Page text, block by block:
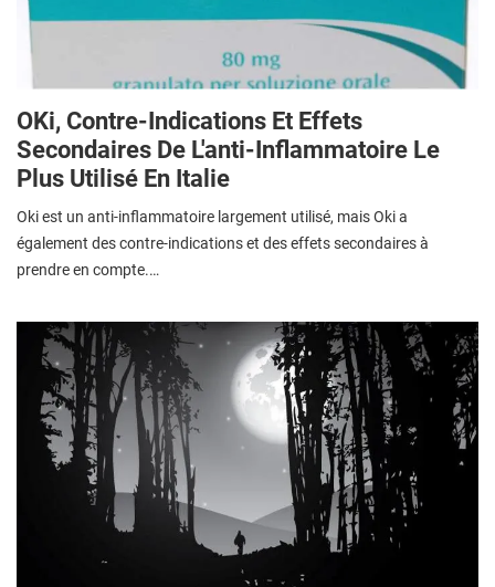
OKi, Contre-Indications Et Effets
Secondaires De L'anti-Inflammatoire Le
Plus Utilisé En Italie
Oki est un anti-inflammatoire largement utilisé, mais Oki a
également des contre-indications et des effets secondaires à
prendre en compte.…